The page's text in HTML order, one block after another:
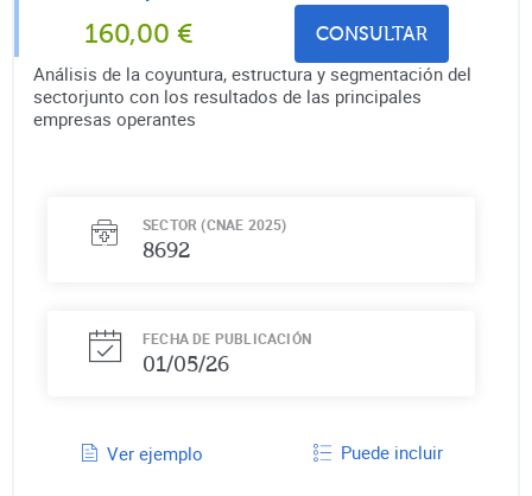
160,00 € CONSULTAR
Análisis de la coyuntura, estructura y segmentación del
sectorjunto con los resultados de las principales
empresas operantes
SECTOR (CNAE 2025)
8692
FECHA DE PUBLICACIÓN
01/05/26
Ver ejemplo Puede incluir